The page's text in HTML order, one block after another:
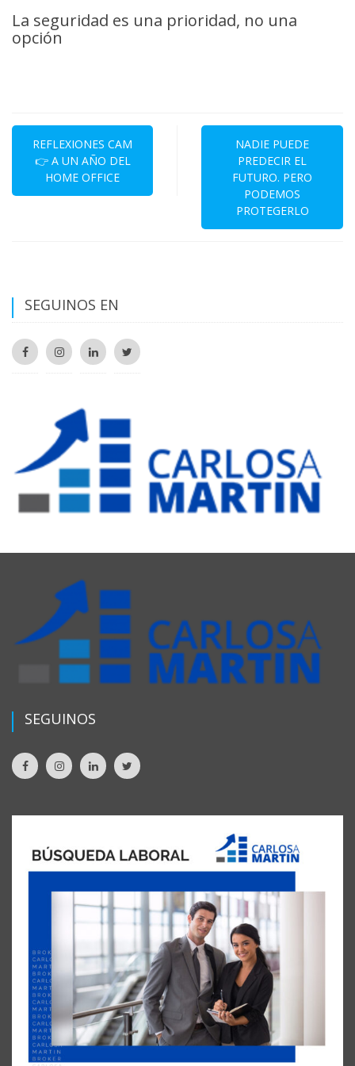
La seguridad es una prioridad, no una
opción
Navegación
de
entradas
REFLEXIONES CAM
👉 A UN AÑO DEL
HOME OFFICE
NADIE PUEDE
PREDECIR EL
FUTURO. PERO
PODEMOS
PROTEGERLO
SEGUINOS EN
SEGUINOS